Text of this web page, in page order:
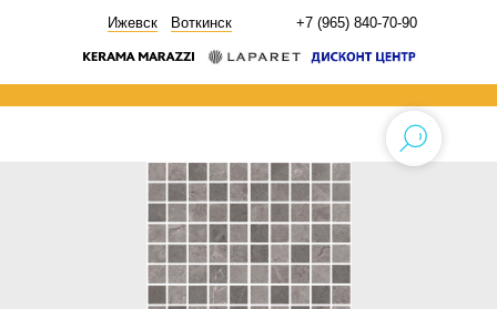
+7 (965) 840-70-90
Ижевск Воткинск